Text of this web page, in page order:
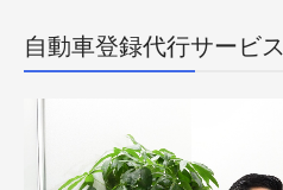
回送員の仕事内容
自動車登録代行サービス